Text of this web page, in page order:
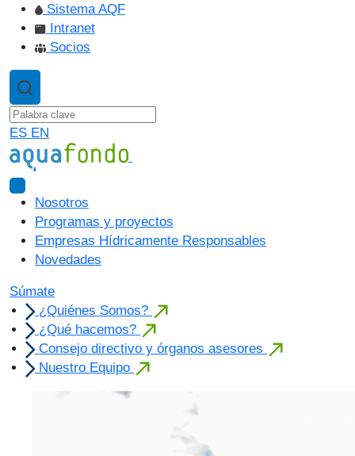
Sistema AQF
Intranet
Socios
ES EN
Nosotros
Programas y proyectos
Empresas Hídricamente Responsables
Novedades
Súmate
¿Quiénes Somos?
¿Qué hacemos?
Consejo directivo y órganos asesores
Nuestro Equipo